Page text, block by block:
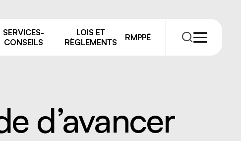
SERVICES-
CONSEILS
LOIS ET
RÈGLEMENTS
RMPPÉ
d’avancer